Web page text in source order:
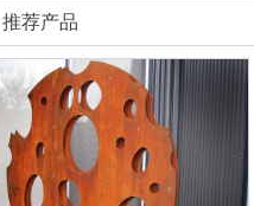
推荐产品